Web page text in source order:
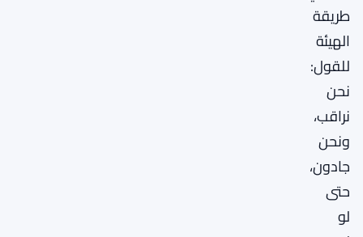
طريقة
الهيئة
للقول:
نحن
نراقب،
ونحن
جادون،
حتى
لو